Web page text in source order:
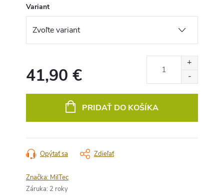
Variant
41,90 €
PRIDAŤ DO KOŠÍKA
Opýtať sa Zdieľať
Značka: MilTec
Záruka: 2 roky